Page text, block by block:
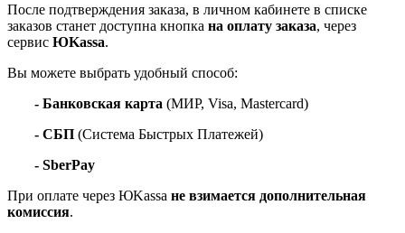
После подтверждения заказа, в личном кабинете в списке
заказов станет доступна кнопка на оплату заказа, через
сервис ЮKassa.
Вы можете выбрать удобный способ:
- Банковская карта (МИР, Visa, Mastercard)
- СБП (Система Быстрых Платежей)
- SberPay
При оплате через ЮKassa не взимается дополнительная
комиссия.